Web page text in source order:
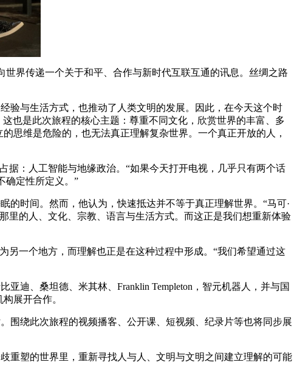
界传递⼀个关于和平、合作与新时代互联互通的讯息。丝绸之路
与⽣活⽅式，也推动了⼈类⽂明的发展。因此，在今天这个时
也是此次旅程的核⼼主题：尊重不同⽂化，欣赏世界的丰富、多
思维是危险的，也⽆法真正理解复杂世界。⼀个真正开放的⼈，
：⼈⼯智能与地缘政治。“如果今天打开电视，⼏乎只有两个话
确定性所定义。”
时间。然⽽，他认为，快速抵达并不等于真正理解世界。“⻢可·
⾥的⼈、⽂化、宗教、语⾔与⽣活⽅式。⽽这正是我们想重新体验
⼀个地⽅，⽽理解也正是在这种过程中形成。“我们希望通过这
迪、桑坦德、⽶其林、Franklin Templeton，智元机器⼈，并与国
展开合作。
绕此次旅程的视频播客、公开课、短视频、纪录⽚等也将同步展
塑的世界⾥，重新寻找⼈与⼈、⽂明与⽂明之间建⽴理解的可能